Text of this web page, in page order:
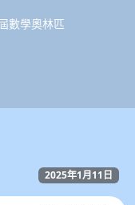
數學奧林匹
2025年1月11日